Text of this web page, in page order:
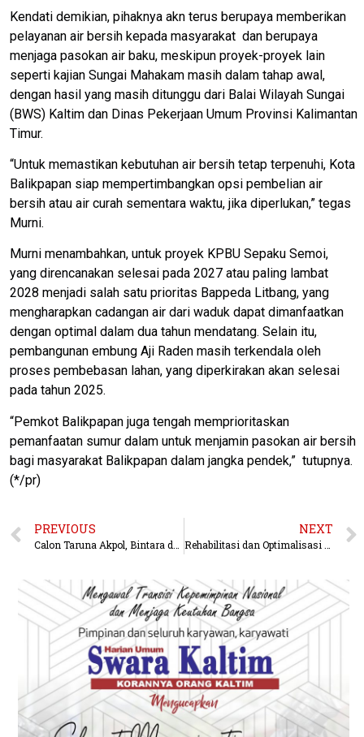
Kendati demikian, pihaknya akn terus berupaya memberikan
pelayanan air bersih kepada masyarakat dan berupaya
menjaga pasokan air baku, meskipun proyek-proyek lain
seperti kajian Sungai Mahakam masih dalam tahap awal,
dengan hasil yang masih ditunggu dari Balai Wilayah Sungai
(BWS) Kaltim dan Dinas Pekerjaan Umum Provinsi Kalimantan
Timur.
“Untuk memastikan kebutuhan air bersih tetap terpenuhi, Kota
Balikpapan siap mempertimbangkan opsi pembelian air
bersih atau air curah sementara waktu, jika diperlukan,” tegas
Murni.
Murni menambahkan, untuk proyek KPBU Sepaku Semoi,
yang direncanakan selesai pada 2027 atau paling lambat
2028 menjadi salah satu prioritas Bappeda Litbang, yang
mengharapkan cadangan air dari waduk dapat dimanfaatkan
dengan optimal dalam dua tahun mendatang. Selain itu,
pembangunan embung Aji Raden masih terkendala oleh
proses pembebasan lahan, yang diperkirakan akan selesai
pada tahun 2025.
“Pemkot Balikpapan juga tengah memprioritaskan
pemanfaatan sumur dalam untuk menjamin pasokan air bersih
bagi masyarakat Balikpapan dalam jangka pendek,” tutupnya.
(*/pr)
PREVIOUS NEXT